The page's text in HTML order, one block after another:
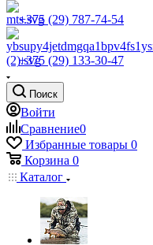
+375 (29) 787-74-54
+375 (29) 133-30-47
Поиск
Войти
Сравнение0
Избранные товары 0
Корзина 0
Каталог